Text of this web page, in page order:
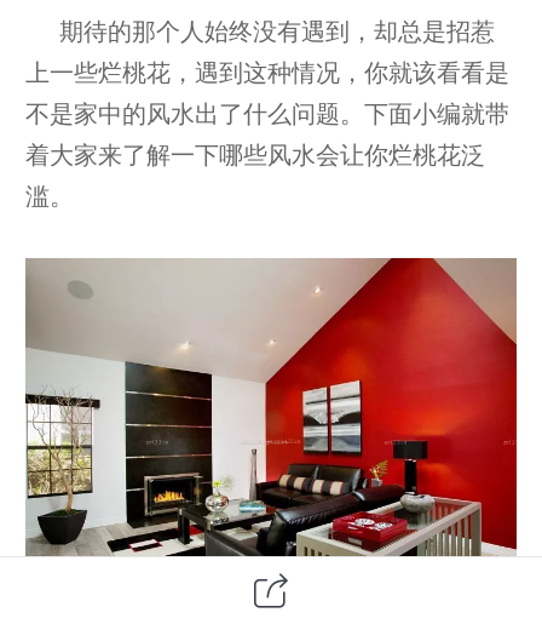
期待的那个人始终没有遇到，却总是招惹
上一些烂桃花，遇到这种情况，你就该看看是
不是家中的风水出了什么问题。下面小编就带
着大家来了解一下哪些风水会让你烂桃花泛
滥。